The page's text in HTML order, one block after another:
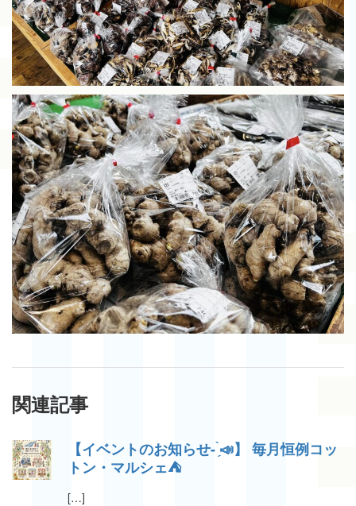
関連記事
【イベントのお知らせ- ̗̀📣】 毎月恒例コッ
トン・マルシェ⛺️
[…]